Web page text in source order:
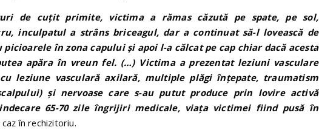
de cuţit primite, victima a rămas căzută pe spate, pe sol,
inculpatul a strâns briceagul, dar a continuat să-l lovească de
în zona capului şi apoi l-a călcat pe cap chiar dacă acesta
apăra în vreun fel. (…) Victima a prezentat leziuni vasculare
leziune vasculară axilară, multiple plăgi înţepate, traumatism
şi nervoase care s-au putut produce prin lovire activă
65-70 zile îngrijiri medicale, viaţa victimei fiind pusă în
în rechizitoriu.